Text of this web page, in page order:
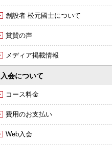
創設者 松元國士について
賞賛の声
メディア掲載情報
入会について
コース料金
費用のお支払い
Web入会